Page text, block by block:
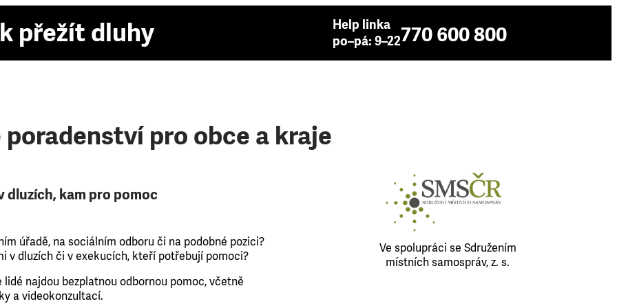
přežít dluhy
Help linka
po–pá: 9–22770 600 800
pro obce a kraje
dluzích, kam pro pomoc
úřadě, na sociálním odboru či na podobné pozici?
v dluzích či v exekucích, kteří potřebují pomoci?
lidé najdou bezplatnou odbornou pomoc, včetně
a videokonzultací.
Ve spolupráci se Sdružením
místních samospráv, z. s.